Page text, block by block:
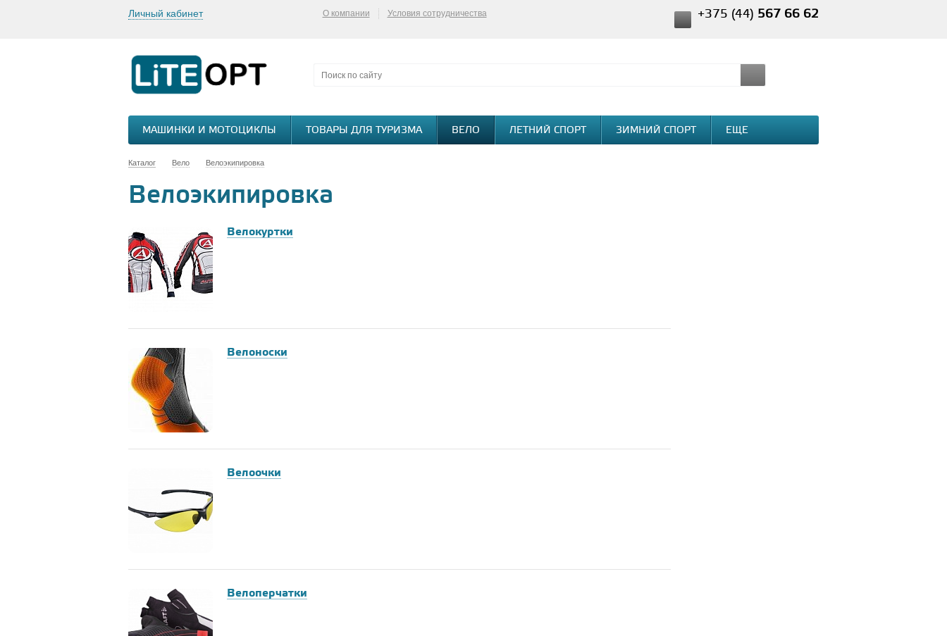
Личный кабинет О компании Условия сотрудничества +375 (44) 567 66 62
МАШИНКИ И МОТОЦИКЛЫ ТОВАРЫ ДЛЯ ТУРИЗМА ВЕЛО ЛЕТНИЙ СПОРТ ЗИМНИЙ СПОРТ ЕЩЕ
Каталог Вело Велоэкипировка
Велоэкипировка
Велокуртки
Велоноски
Велоочки
Велоперчатки